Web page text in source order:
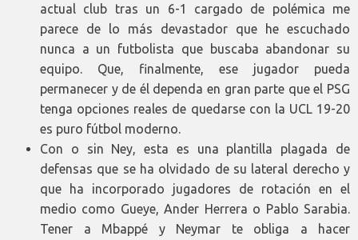
actual club tras un 6-1 cargado de polémica me
parece de lo más devastador que he escuchado
nunca a un futbolista que buscaba abandonar su
equipo. Que, finalmente, ese jugador pueda
permanecer y de él dependa en gran parte que el PSG
tenga opciones reales de quedarse con la UCL 19-20
es puro fútbol moderno.
Con o sin Ney, esta es una plantilla plagada de
defensas que se ha olvidado de su lateral derecho y
que ha incorporado jugadores de rotación en el
medio como Gueye, Ander Herrera o Pablo Sarabia.
Tener a Mbappé y Neymar te obliga a hacer